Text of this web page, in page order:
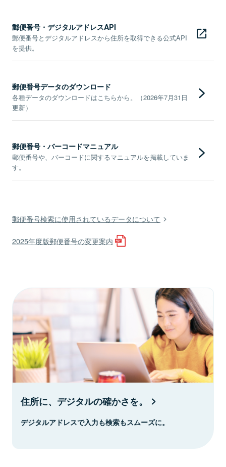
郵便番号・デジタルアドレスAPI
郵便番号とデジタルアドレスから住所を取得できる公式API
を提供。
郵便番号データのダウンロード
各種データのダウンロードはこちらから。（2026年7月31日
更新）
郵便番号・バーコードマニュアル
郵便番号や、バーコードに関するマニュアルを掲載していま
す。
郵便番号検索に使用されているデータについて
2025年度版郵便番号の変更案内
住所に、デジタルの確かさを。
デジタルアドレスで入力も検索もスムーズに。